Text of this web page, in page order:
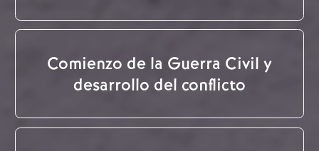
Comienzo de la Guerra Civil y
desarrollo del conflicto